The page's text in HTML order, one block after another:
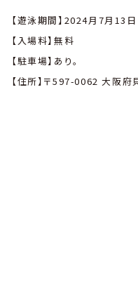
【遊泳期間】2024月7月13日
【入場料】無料
【駐車場】あり。
【住所】〒597-0062 大阪府